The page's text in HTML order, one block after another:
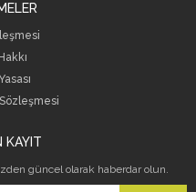
KAYIT
güncel olarak haberdar olun.